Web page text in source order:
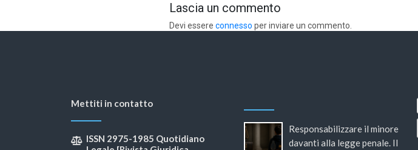
Lascia un commento
Devi essere connesso per inviare un commento.
Mettiti in contatto
ISSN 2975-1985 Quotidiano
Responsabilizzare il minore
davanti alla legge penale. Il